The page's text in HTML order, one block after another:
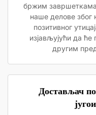
бржим завршеткама
наше делове због
позитивног
изјављујући да
другим
Достављач